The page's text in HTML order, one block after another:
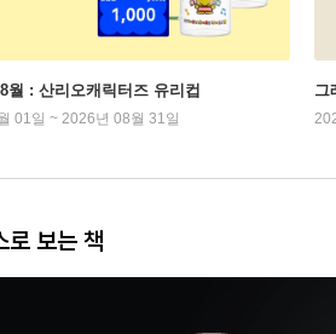
월 : 산리오캐릭터즈 유리컵
01일 ~ 2026년 08월 31일
그
로 보는 책